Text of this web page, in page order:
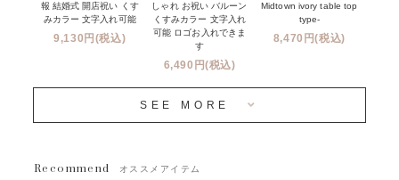
オプション
成人式・卒業式・入学式バルーンブーケ
新商品
~３０００円
~５５００円
コンフェッティバルーンについて
ハワイウェディングサービス
報 結婚式 開店祝い くす
みカラー 文字入れ可能
9,130円(税込)
しゃれ お祝い バルーン
くすみカラー 文字入れ
可能 ロゴお入れできま
す
6,490円(税込)
Midtown ivory table top
type-
8,470円(税込)
SEE MORE
Recommend オススメアイテム